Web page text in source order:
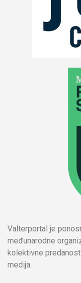
Valterportal je
međunarodne
kolektivne
medija.